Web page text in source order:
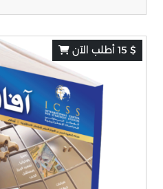
$ 15 أطلب الآن